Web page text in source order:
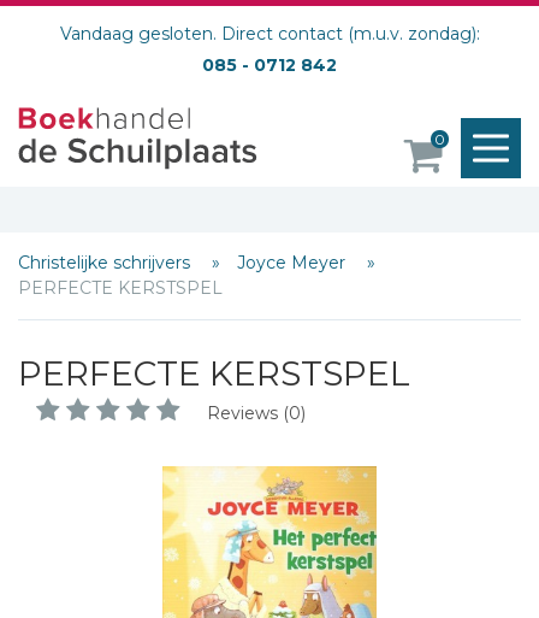
Vandaag gesloten. Direct contact (m.u.v. zondag):
085 - 0712 842
0
Christelijke schrijvers
Joyce Meyer
PERFECTE KERSTSPEL
PERFECTE KERSTSPEL
Reviews (0)
Schrijf hieronder je review!